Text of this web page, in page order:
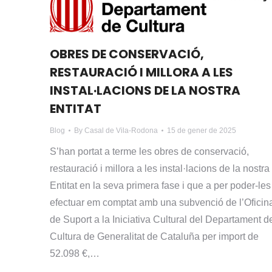
OBRES DE CONSERVACIÓ,
RESTAURACIÓ I MILLORA A LES
INSTAL·LACIONS DE LA NOSTRA
ENTITAT
Blog By Casal de Vila-Rodona 15 de gener de 2025
S’han portat a terme les obres de conservació,
restauració i millora a les instal·lacions de la nostra
Entitat en la seva primera fase i que a per poder-les
efectuar em comptat amb una subvenció de
de Suport a la Iniciativa Cultural del Departament
Cultura de Generalitat de Cataluña per import de
52.098 €,…